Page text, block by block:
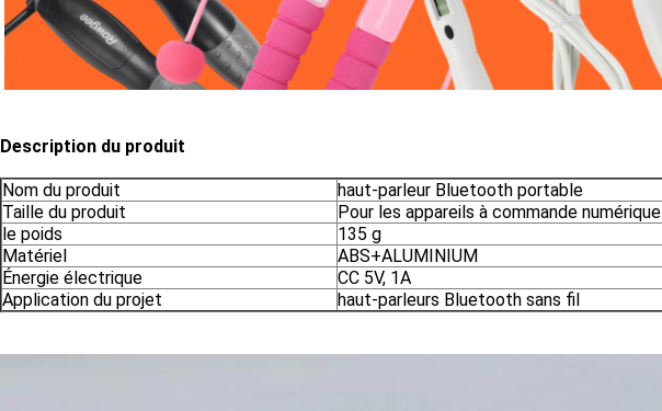
Description du produit
Nom du produit
haut-parleur Bluetooth portable
Taille du produit
Pour les appareils à commande numérique
le poids
135 g
Matériel
ABS+ALUMINIUM
Énergie électrique
CC 5V, 1A
Application du projet
haut-parleurs Bluetooth sans fil